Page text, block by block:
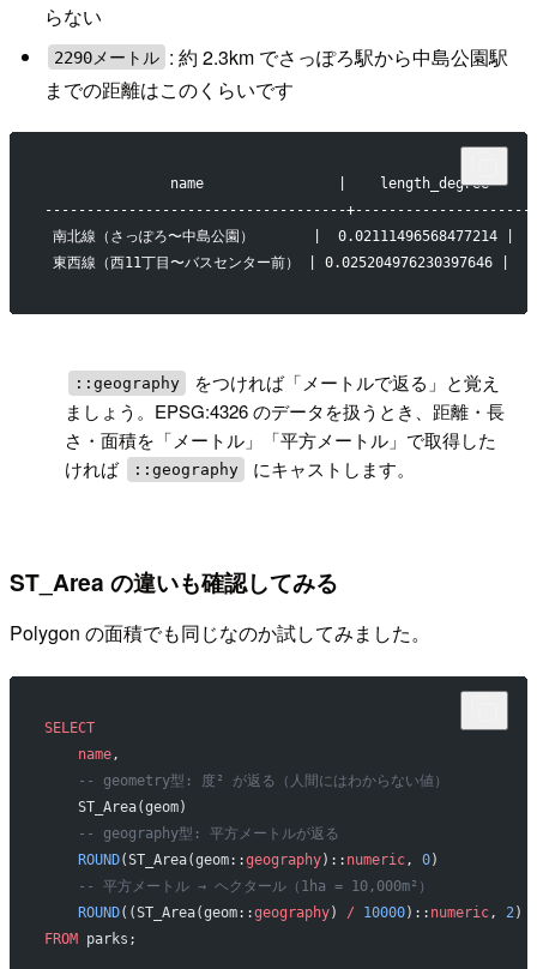
らない
2290メートル : 約 2.3km でさっぽろ駅から中島公園駅
までの距離はこのくらいです
name                |    length_degree
------------------------------------
南北線（さっぽろ〜中島公園）       |  0.02111496568477214
東西線（西11丁目〜バスセンター前） | 0.025204976230397646
::geography
をつければ「メートルで返る」と覚え
ましょう。EPSG:4326 のデータを扱うとき、距離・長
さ・面積を「メートル」「平方メートル」で取得した
ければ
::geography にキャストします。
ST_Area の違いも確認してみる
Polygon の面積でも同じなのか試してみました。
SELECT
    name
,
    -- geometry型: 度² が返る（人間にはわからない値）
    -- geography型: 平方メートルが返る
    ROUND
(ST_Area(geom::geography):: numeric, 0
    -- 平方メートル → ヘクタール（1ha = 10,000m²）
    ROUND
((ST_Area(geom::geography) / 10000):: numeric, 2
FROM parks;